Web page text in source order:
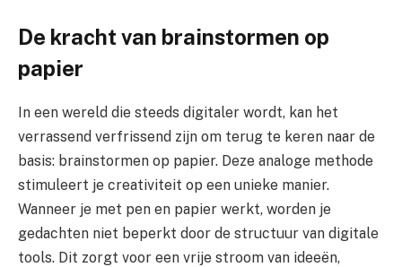
De kracht van brainstormen op
papier
In een wereld die steeds digitaler wordt, kan het
verrassend verfrissend zijn om terug te keren naar de
basis: brainstormen op papier. Deze analoge methode
stimuleert je creativiteit op een unieke manier.
Wanneer je met pen en papier werkt, worden je
gedachten niet beperkt door de structuur van digitale
tools. Dit zorgt voor een vrije stroom van ideeën,